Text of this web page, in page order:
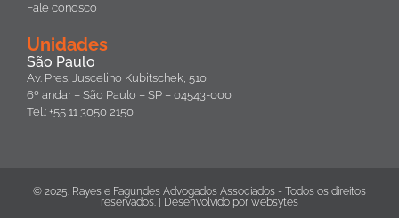
Fale conosco
Unidades
São Paulo
Av. Pres. Juscelino Kubitschek, 510
6º andar – São Paulo – SP – 04543-000
Tel.: +55 11 3050 2150
© 2025. Rayes e Fagundes Advogados Associados - Todos os direitos
reservados. | Desenvolvido por websytes